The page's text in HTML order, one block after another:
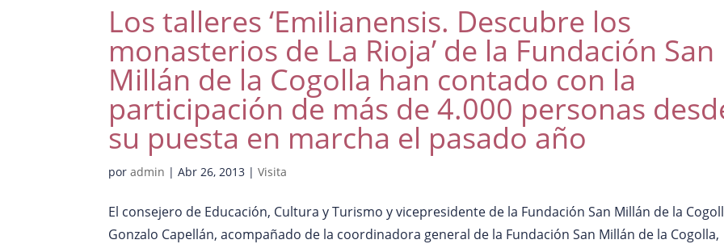
Los talleres ‘Emilianensis. Descubre los
monasterios de La Rioja’ de la Fundación San
Millán de la Cogolla han contado con la
participación de más de 4.000 personas
su puesta en marcha el pasado año
poradmin |Abr 26, 2013 |Visita
El consejero de Educación, Cultura y Turismo y vicepresidente de la Fundación San Millán de la
Gonzalo Capellán, acompañado de la coordinadora general de la Fundación San Millán de la Cogolla,